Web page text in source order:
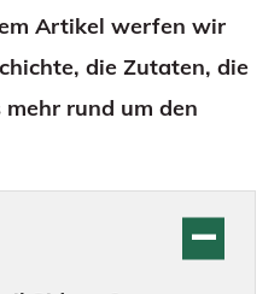
Artikel werfen wir
die Zutaten, die
rund um den